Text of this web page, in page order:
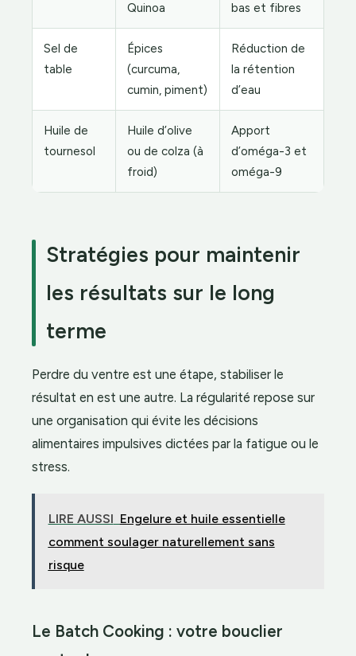
Quinoa
bas et fibres
Sel de
table
Épices
(curcuma,
cumin, piment)
Réduction de
la rétention
d’eau
Huile de
tournesol
Huile d’olive
ou de colza (à
froid)
Apport
d’oméga-3 et
oméga-9
Stratégies pour maintenir
les résultats sur le long
terme
Perdre du ventre est une étape, stabiliser le
résultat en est une autre. La régularité repose sur
une organisation qui évite les décisions
alimentaires impulsives dictées par la fatigue ou le
stress.
LIRE AUSSI Engelure et huile essentielle
comment soulager naturellement sans
risque
Le Batch Cooking : votre bouclier